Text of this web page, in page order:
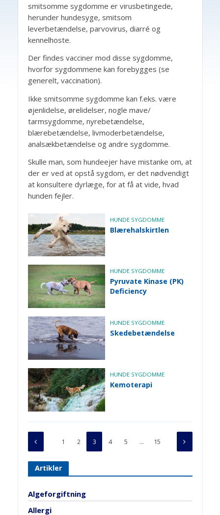
smitsomme sygdomme er virusbetingede,
herunder hundesyge, smitsom
leverbetændelse, parvovirus, diarré og
kennelhoste.
Der findes vacciner mod disse sygdomme,
hvorfor sygdommene kan forebygges (se
generelt, vaccination).
Ikke smitsomme sygdomme kan f.eks. være
øjenlidelse, ørelidelser, nogle mave/
tarmsygdomme, nyrebetændelse,
blærebetændelse, livmoderbetændelse,
analsækbetændelse og andre sygdomme.
Skulle man, som hundeejer have mistanke om, at
der er ved at opstå sygdom, er det nødvendigt
at konsultere dyrlæge, for at få at vide, hvad
hunden fejler.
HUNDE SYGDOMME
Blærehalskirtlen
HUNDE SYGDOMME
Pyruvate Kinase (PK)
Deficiency
HUNDE SYGDOMME
Skedebetændelse
HUNDE SYGDOMME
Kemoterapi
1 2 3 4 5 … 15
Artikler
Algeforgiftning
Allergi